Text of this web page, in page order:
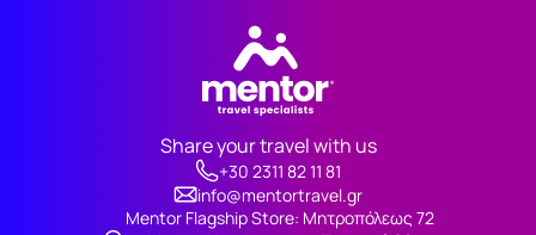
Share your travel with us
+30 2311 82 11 81
info@mentortravel.gr
Mentor Flagship Store: Μητροπόλεως 72